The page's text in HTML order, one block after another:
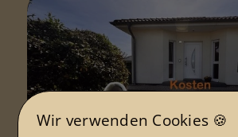
Wir verwenden Cookies 🍪